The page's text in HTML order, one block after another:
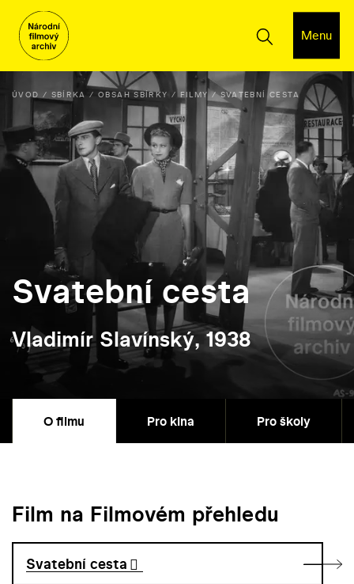
Menu
ÚVOD SBÍRKA OBSAH SBÍRKY FILMY SVATEBNÍ CESTA
Svatební cesta
Vladimír Slavínský, 1938
O filmu Pro kina Pro školy
Film na Filmovém přehledu
Svatební cesta